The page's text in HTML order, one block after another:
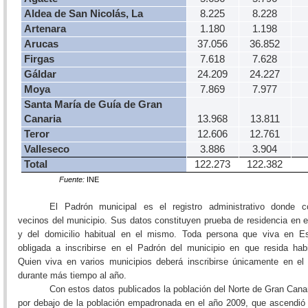
Aldea de San Nicolás, La
8.225
8.228
Artenara
1.180
1.198
Arucas
37.056
36.852
Firgas
7.618
7.628
Gáldar
24.209
24.227
Moya
7.869
7.977
Santa María de Guía de Gran
Canaria
13.968
13.811
Teror
12.606
12.761
Valleseco
3.886
3.904
Total
122.273 122.382
Fuente: INE
El Padrón municipal es el registro administrativo donde
vecinos del municipio. Sus datos constituyen prueba de residencia en
y del domicilio habitual en el mismo. Toda persona que viva en
obligada a inscribirse en el Padrón del municipio en que resida
Quien viva en varios municipios deberá inscribirse únicamente en el
durante más tiempo al año.
Con estos datos publicados la población del Norte de Gran
por debajo de la población empadronada en el año 2009, que